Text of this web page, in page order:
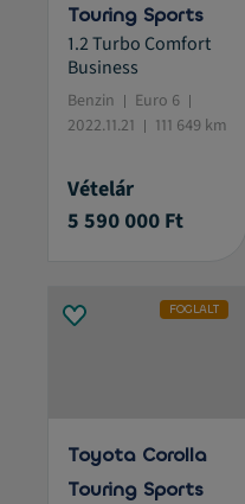
Touring Sports
1.2 Turbo Comfort
Business
Benzin
Euro 6
2022.11.21
111 649 km
Vételár
5 590 000 Ft
FOGLALT
Toyota Corolla
Touring Sports